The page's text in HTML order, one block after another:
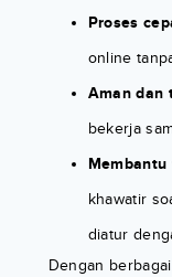
Proses
online
Aman dan
bekerja
khawatir
diatur
Dengan